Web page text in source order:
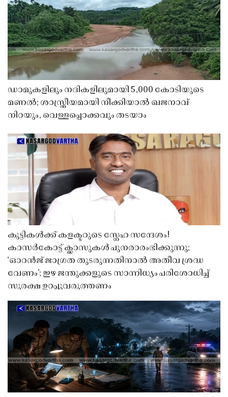
ഡാമുകളിലും നദികളിലുമായി 5,000 കോടിയുടെ
മണൽ; ശാസ്ത്രീയമായി നീക്കിയാൽ ഖജനാവ്
നിറയും, വെള്ളപ്പൊക്കവും തടയാം
കുട്ടികൾക്ക് കളക്ടറുടെ സ്നേഹ സന്ദേശം!
കാസർകോട്ട് ക്ലാസുകൾ പുനരാരംഭിക്കുന്നു;
‘ഓറൻജ് ജാഗ്രത തുടരുന്നതിനാൽ അതീവ ശ്രദ്ധ
വേണം’; ഇഴ ജന്തുക്കളുടെ സാന്നിധ്യം പരിശോധിച്ച്
സുരക്ഷ ഉറപ്പുവരുത്തണം